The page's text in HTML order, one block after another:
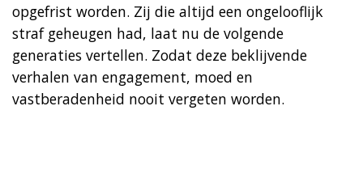
opgefrist worden. Zij die altijd een ongelooflijk
straf geheugen had, laat nu de volgende
generaties vertellen. Zodat deze beklijvende
verhalen van engagement, moed en
vastberadenheid nooit vergeten worden.